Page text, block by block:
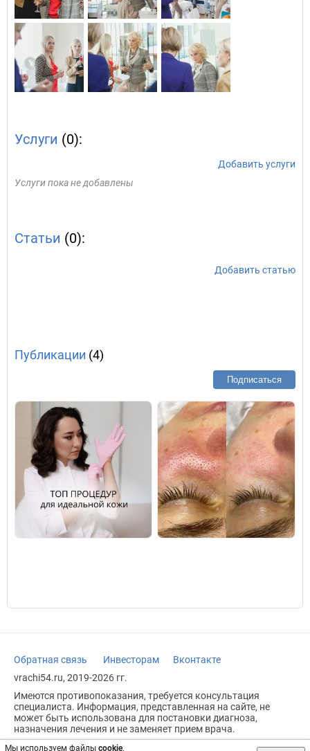
Мы используем файлы cookie.
Услуги (0):
Добавить услуги
Услуги пока не добавлены
Статьи (0):
Добавить статью
Публикации (4)
Подписаться
Обратная связь Инвесторам
Вконтакте
vrachi54.ru, 2019-2026 гг.
Имеются противопоказания, требуется консультация
специалиста. Информация, представленная на сайте, не
может быть использована для постановки диагноза,
назначения лечения и не заменяет прием врача.
Возрастное ограничение: 18+